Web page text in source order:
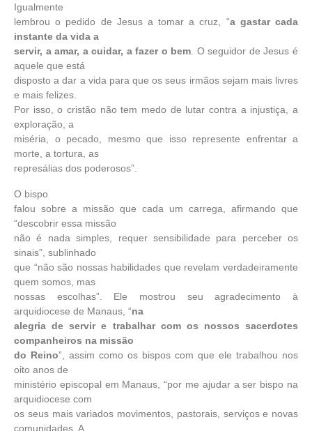
Igualmente
lembrou o pedido de Jesus a tomar a cruz, “a gastar cada
instante da vida a
servir, a amar, a cuidar, a fazer o bem . O seguidor de Jesus é
aquele que está
disposto a dar a vida para que os seus irmãos sejam mais livres
e mais felizes.
Por isso, o cristão não tem medo de lutar contra a injustiça, a
exploração, a
miséria, o pecado, mesmo que isso represente enfrentar a
morte, a tortura, as
represálias dos poderosos”.
O bispo
falou sobre a missão que cada um carrega, afirmando que
“descobrir essa missão
não é nada simples, requer sensibilidade para perceber os
sinais”, sublinhado
que “não são nossas habilidades que revelam verdadeiramente
quem somos, mas
nossas escolhas”. Ele mostrou seu agradecimento à
arquidiocese de Manaus, “na
alegria de servir e trabalhar com os nossos sacerdotes
companheiros na missão
do Reino”, assim como os bispos com que ele trabalhou nos
oito anos de
ministério episcopal em Manaus, “por me ajudar a ser bispo na
arquidiocese com
os seus mais variados movimentos, pastorais, serviços e novas
comunidades. A